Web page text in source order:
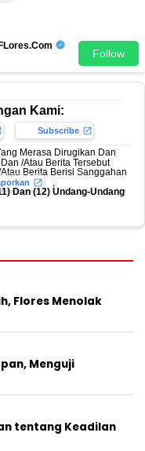
Follow
Kami:
Subscribe
Merasa Dirugikan Dan
/Atau Berita Tersebut
Berita Berisi Sanggahan
,
Dan (12) Undang-Undang
Flores Menolak
Menguji
tentang Keadilan